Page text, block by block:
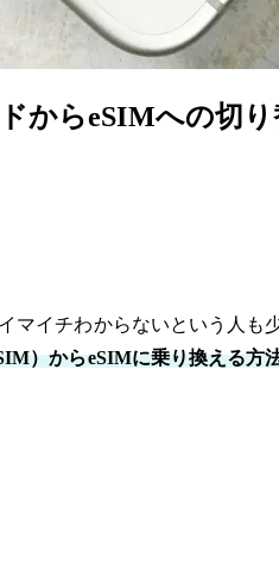
からeSIMへの切
イチわからないという人も
）からeSIMに乗り換える方